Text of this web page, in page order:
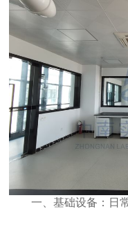
一、基础设备：日常